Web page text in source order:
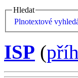
Hledat
Plnotextové
ISP (